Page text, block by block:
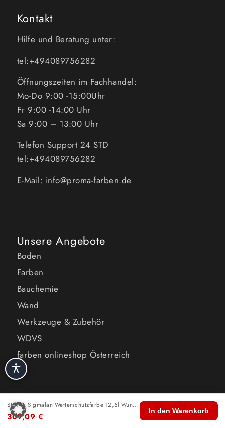
Kontakt
Hilfe und Beratung unter:
tel:+494089756282
Öffnungszeiten im Fachhandel:
Mo-Do 9:00 -15:00Uhr
Fr 9:00 -14:00 Uhr
Sa 9:00 – 13:00 Uhr
Telefon Support 24 STD
tel:+494089756282
E-Mail: info@proma-farben.de
Unsere Angebote
Boden
Farben
Bauchemie
Wand
Werkzeuge & Zubehör
WDVS
farben onlineshop Österreich
SIGMA Sigmalan Wetterschutzfarbe 12,5l Wunschfarbton
309,09 €
In den Warenkorb
🏠
Start
🛍️ 🔍 🛒
Warenkorb
👤
Konto